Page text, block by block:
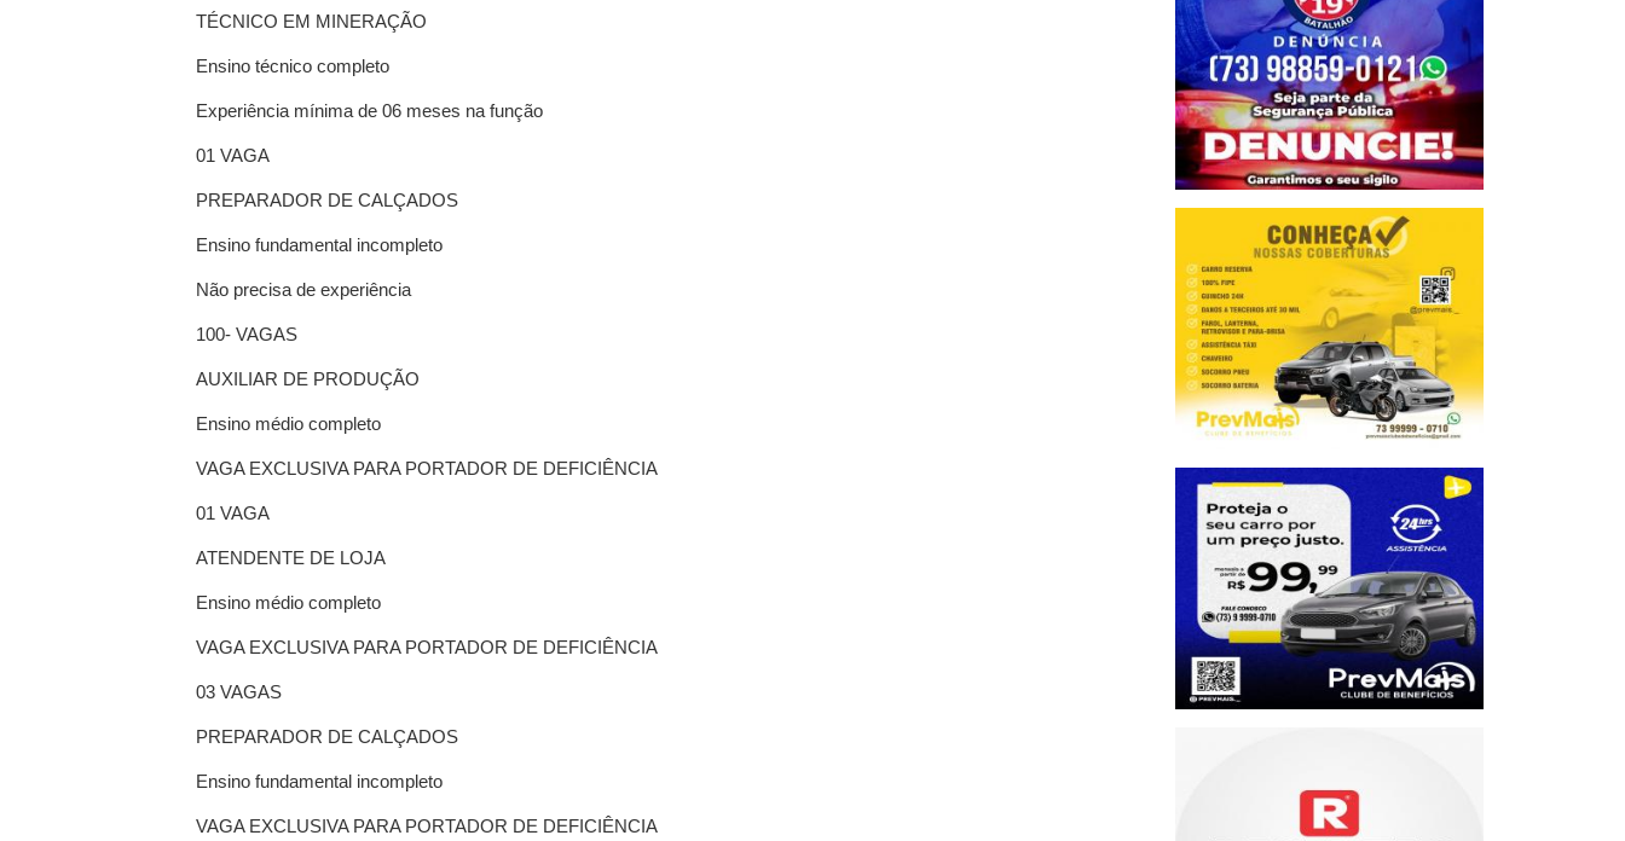
TÉCNICO EM MINERAÇÃO
Ensino técnico completo
Experiência mínima de 06 meses na função
01 VAGA
PREPARADOR DE CALÇADOS
Ensino fundamental incompleto
Não precisa de experiência
100- VAGAS
AUXILIAR DE PRODUÇÃO
Ensino médio completo
VAGA EXCLUSIVA PARA PORTADOR DE DEFICIÊNCIA
01 VAGA
ATENDENTE DE LOJA
Ensino médio completo
VAGA EXCLUSIVA PARA PORTADOR DE DEFICIÊNCIA
03 VAGAS
PREPARADOR DE CALÇADOS
Ensino fundamental incompleto
VAGA EXCLUSIVA PARA PORTADOR DE DEFICIÊNCIA